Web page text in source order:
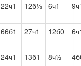
22ч1 12б½ 6ч1
66б1 27ч1 12б0
24ч1 13б1 8ч½